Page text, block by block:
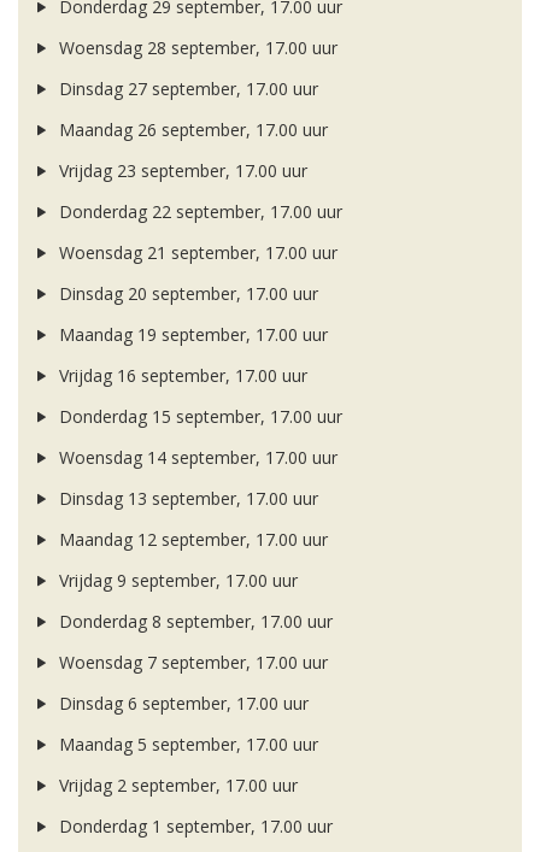
Donderdag 29 september, 17.00 uur
Woensdag 28 september, 17.00 uur
Dinsdag 27 september, 17.00 uur
Maandag 26 september, 17.00 uur
Vrijdag 23 september, 17.00 uur
Donderdag 22 september, 17.00 uur
Woensdag 21 september, 17.00 uur
Dinsdag 20 september, 17.00 uur
Maandag 19 september, 17.00 uur
Vrijdag 16 september, 17.00 uur
Donderdag 15 september, 17.00 uur
Woensdag 14 september, 17.00 uur
Dinsdag 13 september, 17.00 uur
Maandag 12 september, 17.00 uur
Vrijdag 9 september, 17.00 uur
Donderdag 8 september, 17.00 uur
Woensdag 7 september, 17.00 uur
Dinsdag 6 september, 17.00 uur
Maandag 5 september, 17.00 uur
Vrijdag 2 september, 17.00 uur
Donderdag 1 september, 17.00 uur